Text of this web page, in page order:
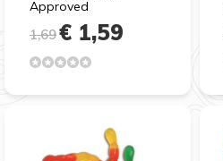
Approved
1,69€ 1,59